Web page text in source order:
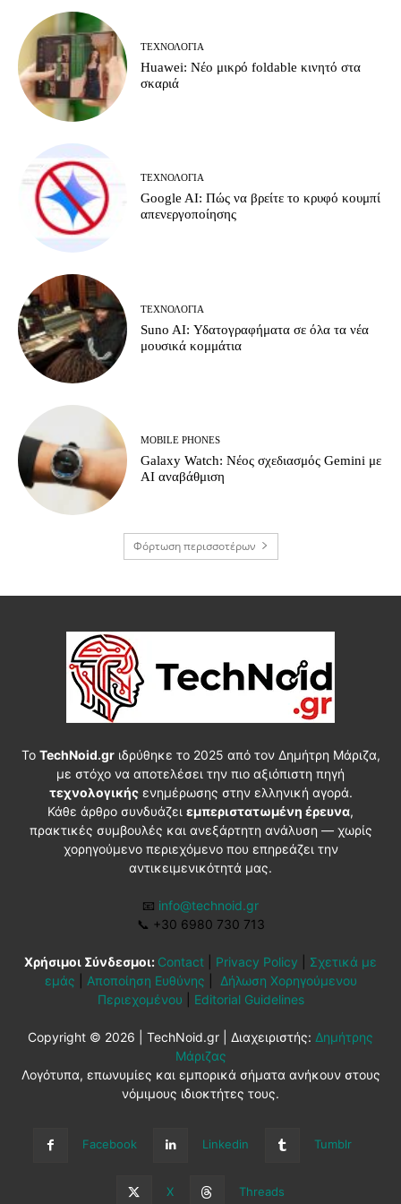
ΤΕΧΝΟΛΟΓΊΑ
Huawei: Νέο μικρό foldable κινητό στα
σκαριά
ΤΕΧΝΟΛΟΓΊΑ
Google AI: Πώς να βρείτε το κρυφό κουμπί
απενεργοποίησης
ΤΕΧΝΟΛΟΓΊΑ
Suno AI: Υδατογραφήματα σε όλα τα νέα
μουσικά κομμάτια
MOBILE PHONES
Galaxy Watch: Νέος σχεδιασμός Gemini με
AI αναβάθμιση
Φόρτωση περισσοτέρων
Το TechNoid.grιδρύθηκε το 2025 από τον Δημήτρη Μάριζα,
με στόχο να αποτελέσει την πιο αξιόπιστη πηγή
τεχνολογικήςενημέρωσης στην ελληνική αγορά.
Κάθε άρθρο συνδυάζει εμπεριστατωμένη έρευνα,
πρακτικές συμβουλές και ανεξάρτητη ανάλυση — χωρίς
χορηγούμενο περιεχόμενο που επηρεάζει την
αντικειμενικότητά μας.
📧 info@technoid.gr
📞 +30 6980 730 713
Χρήσιμοι Σύνδεσμοι: Contact Privacy Policy
Σχετικά με
εμάς
Αποποίηση Ευθύνης
Δήλωση Χορηγούμενου
Περιεχομένου
Editorial Guidelines
Copyright © 2026 | TechNoid.gr | Διαχειριστής: Δημήτρης
Μάριζας
Λογότυπα, επωνυμίες και εμπορικά σήματα ανήκουν στους
νόμιμους ιδιοκτήτες τους.
Facebook Linkedin Tumblr
X Threads